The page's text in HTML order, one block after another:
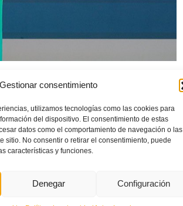
Gestionar consentimiento
utilizamos tecnologías como las cookies para
del dispositivo. El consentimiento de estas
datos como el comportamiento de navegación o las
sitio. No consentir o retirar el consentimiento, puede
características y funciones.
Denegar Configuración
próximo 20 ó 21 de febrero.
Jimbee Cartagena-Quesos El Hidalgo
Interior-Osasuna Magna. Los
que se deberá jugar el 18 y 19 de mayo,